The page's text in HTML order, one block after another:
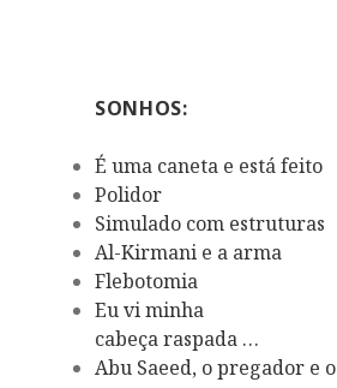
SONHOS:
É uma caneta e está feito
Polidor
Simulado com estruturas
Al-Kirmani e a arma
Flebotomia
Eu vi minha
cabeça raspada …
Abu Saeed, o pregador e o